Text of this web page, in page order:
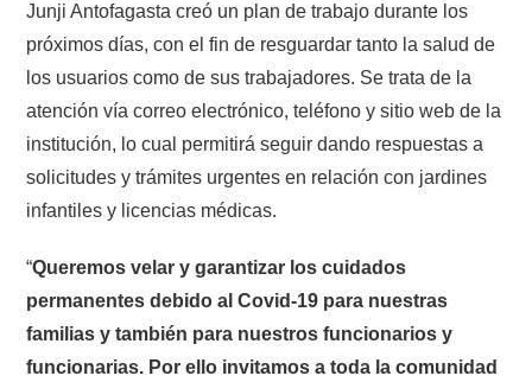
Junji Antofagasta creó un plan de trabajo durante los
próximos días, con el fin de resguardar tanto la salud de
los usuarios como de sus trabajadores. Se trata de la
atención vía correo electrónico, teléfono y sitio web de la
institución, lo cual permitirá seguir dando respuestas a
solicitudes y trámites urgentes en relación con jardines
infantiles y licencias médicas.
“Queremos velar y garantizar los cuidados
permanentes debido al Covid-19 para nuestras
familias y también para nuestros funcionarios y
funcionarias. Por ello invitamos a toda la comunidad